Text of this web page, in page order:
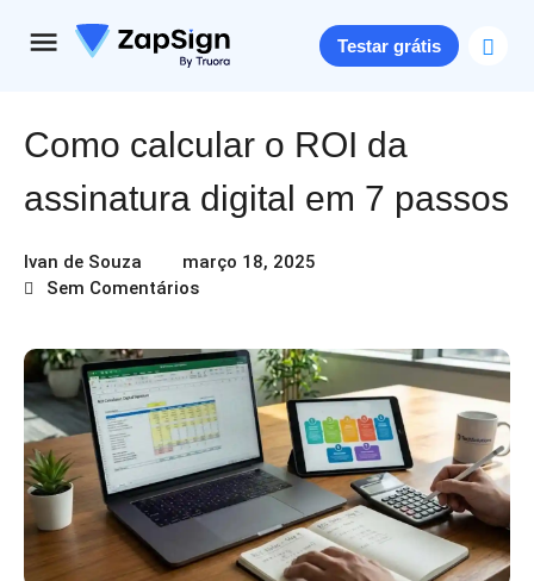
Testar grátis
Como calcular o ROI da
assinatura digital em 7 passos
Ivan de Souza
março 18, 2025
Sem Comentários